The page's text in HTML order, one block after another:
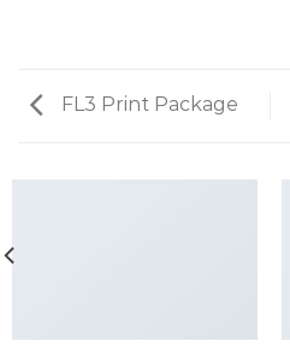
FL3 Print Package